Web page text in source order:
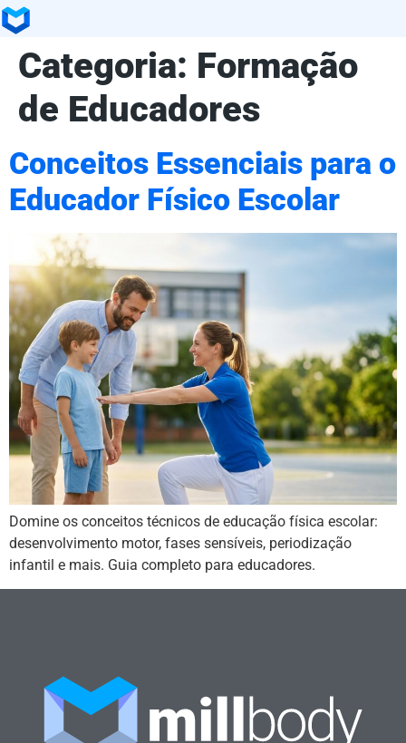
Categoria: Formação
de Educadores
Conceitos Essenciais para o
Educador Físico Escolar
Domine os conceitos técnicos de educação física escolar:
desenvolvimento motor, fases sensíveis, periodização
infantil e mais. Guia completo para educadores.